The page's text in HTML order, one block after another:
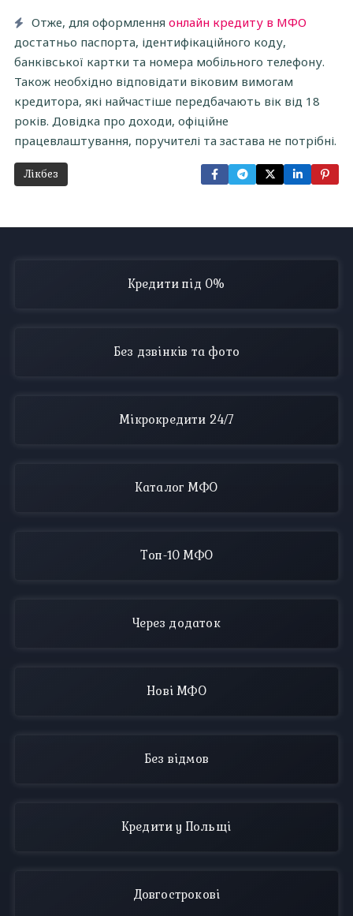
Отже, для оформлення онлайн кредиту в МФО
достатньо паспорта, ідентифікаційного коду,
банківської картки та номера мобільного телефону.
Також необхідно відповідати віковим вимогам
кредитора, які найчастіше передбачають вік від 18
років. Довідка про доходи, офіційне
працевлаштування, поручителі та застава не потрібні.
Лікбез
Кредити під 0%
Без дзвінків та фото
Мікрокредити 24/7
Каталог МФО
Топ-10 МФО
Через додаток
Нові МФО
Без відмов
Кредити у Польщі
Довгострокові